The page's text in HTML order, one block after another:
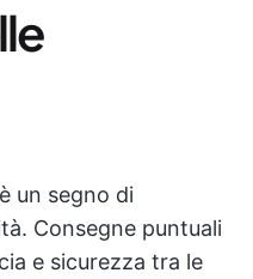
un segno di
Consegne puntuali
e sicurezza tra le